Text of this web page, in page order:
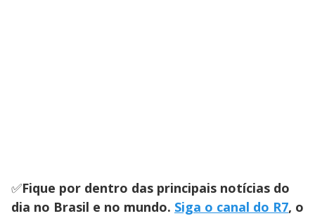
✅Fique por dentro das principais notícias do
dia no Brasil e no mundo. Siga o canal do R7, o